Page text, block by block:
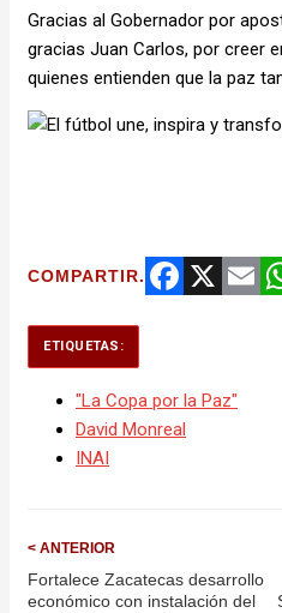
Gracias al Gobernador por
gracias Juan Carlos, por creer
quienes entienden que la paz
COMPARTIR.
ETIQUETAS:
"La Copa por la Paz"
David Monreal
INAI
< ANTERIOR
Fortalece Zacatecas desarrollo
económico con instalación del